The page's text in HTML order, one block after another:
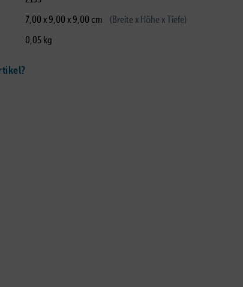
7,00 x 9,00 x 9,00 cm (Breite x Höhe x Tiefe)
0,05 kg